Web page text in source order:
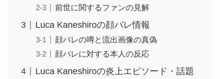
前世に関するファンの見解
Luca Kaneshiroの顔バレ情報
顔バレの噂と流出画像の真偽
顔バレに対する本人の反応
Luca Kaneshiroの炎上エピソード・話題